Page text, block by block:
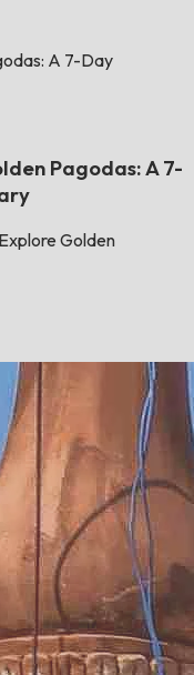
A 7-Day
Pagodas: A 7-
Golden